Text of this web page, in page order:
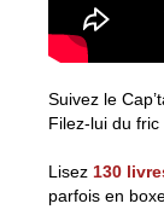
Suivez le
Filez-lui du fric
Lisez 130
parfois en